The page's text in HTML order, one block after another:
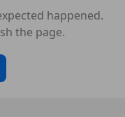
happened.
the page.